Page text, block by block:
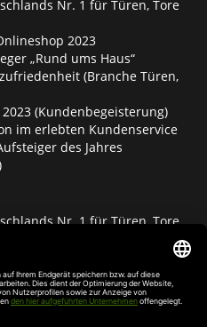
Nr. 1 für Türen, Tore
2023
„Rund ums Haus“
(Branche Türen,
2023 (Kundenbegeisterung)
im erlebten Kundenservice
des Jahres
Nr. 1 für Türen, Tore
2022
„Rund ums Haus“
im erlebten Kundenservice
Gold-Rang (Türen, Tore &